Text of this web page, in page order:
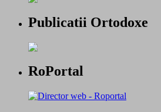
Publicatii Ortodoxe
RoPortal